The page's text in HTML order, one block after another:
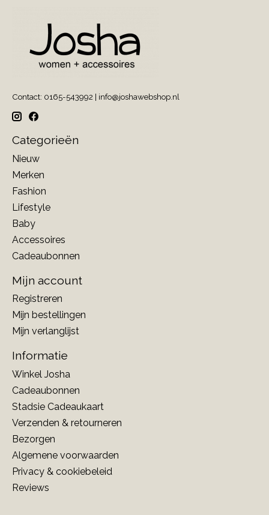
Contact: 0165-543992 | info@joshawebshop.nl
Categorieën
Nieuw
Merken
Fashion
Lifestyle
Baby
Accessoires
Cadeaubonnen
Mijn account
Registreren
Mijn bestellingen
Mijn verlanglijst
Informatie
Winkel Josha
Cadeaubonnen
Stadsie Cadeaukaart
Verzenden & retourneren
Bezorgen
Algemene voorwaarden
Privacy & cookiebeleid
Reviews